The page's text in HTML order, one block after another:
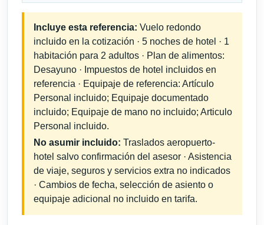
Incluye esta referencia: Vuelo redondo
incluido en la cotización · 5 noches de hotel · 1
habitación para 2 adultos · Plan de alimentos:
Desayuno · Impuestos de hotel incluidos en
referencia · Equipaje de referencia: Artículo
Personal incluido; Equipaje documentado
incluido; Equipaje de mano no incluido; Articulo
Personal incluido.
No asumir incluido: Traslados aeropuerto-
hotel salvo confirmación del asesor · Asistencia
de viaje, seguros y servicios extra no indicados
· Cambios de fecha, selección de asiento o
equipaje adicional no incluido en tarifa.